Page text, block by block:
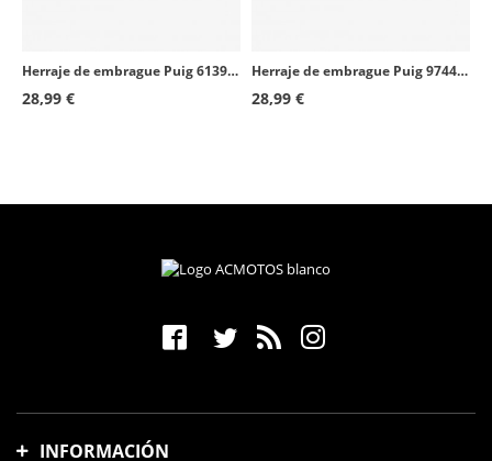
Herraje de embrague Puig 6139N para BMW G650GS (11-16)
28,99 €
Herraje de embrague Puig 9744N para varios modelos de Honda
28,99 €
INFORMACIÓN